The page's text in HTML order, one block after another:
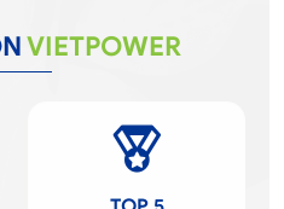
VIETPOWER